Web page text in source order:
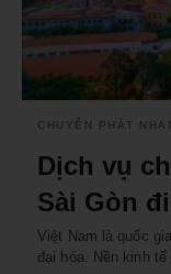
CHUYỂN PHÁT
Dịch vụ
Sài Gòn
Việt Nam là quốc
đại hóa. Nền kinh